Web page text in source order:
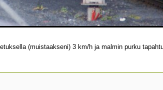
(muistaakseni) 3 km/h ja malmin purku